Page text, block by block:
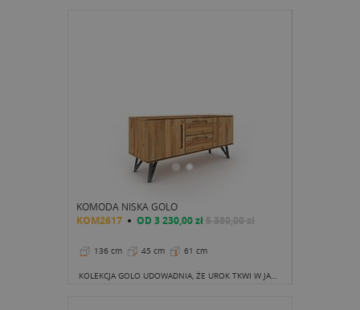
KOMODA NISKA GOLO
KOM2617 OD 3 230,00 zł5 380,00 zł
136 cm 45 cm 61 cm
KOLEKCJA GOLO UDOWADNIA, ŻE UROK TKWI W JAKOŚCI